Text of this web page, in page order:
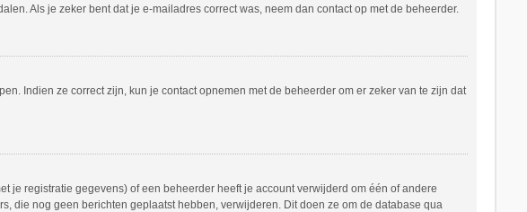
Als je zeker bent dat je e-mailadres correct was, neem dan contact op met de beheerder.
Indien ze correct zijn, kun je contact opnemen met de beheerder om er zeker van te zijn dat
je registratie gegevens) of een beheerder heeft je account verwijderd om één of andere
die nog geen berichten geplaatst hebben, verwijderen. Dit doen ze om de database qua